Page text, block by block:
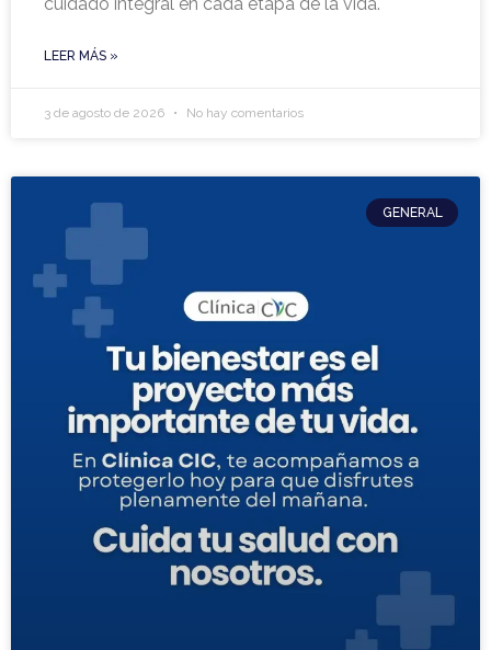
LEER MÁS »
3 de agosto de 2026 No hay comentarios
GENERAL